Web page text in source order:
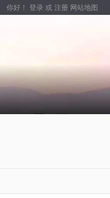
你好！ 登录 或 注册 网站地图